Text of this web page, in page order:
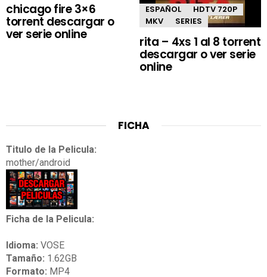
chicago fire 3×6
torrent descargar o
ver serie online
ESPAÑOL
HDTV 720P
MKV
SERIES
rita – 4xs 1 al 8 torrent
descargar o ver serie
online
FICHA
Titulo de la Pelicula:
mother/android
Ficha de la Pelicula:
Idioma: VOSE
Tamaño: 1.62GB
Formato: MP4